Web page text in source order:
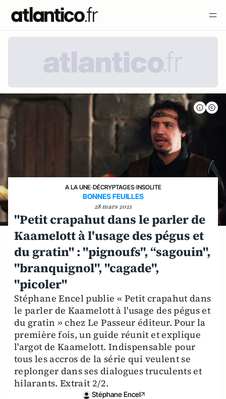
A LA UNE›DÉCRYPTAGES›INSOLITE
BONNES FEUILLES
28 mars 2021
"Petit crapahut dans le parler de
Kaamelott à l'usage des pégus et
du gratin" : "pignoufs", “sagouin",
"branquignol", "cagade",
"picoler"
Stéphane Encel publie « Petit crapahut dans
le parler de Kaamelott à l'usage des pégus et
du gratin » chez Le Passeur éditeur. Pour la
première fois, un guide réunit et explique
l'argot de Kaamelott. Indispensable pour
tous les accros de la série qui veulent se
replonger dans ses dialogues truculents et
hilarants. Extrait 2/2.
Stéphane Encel